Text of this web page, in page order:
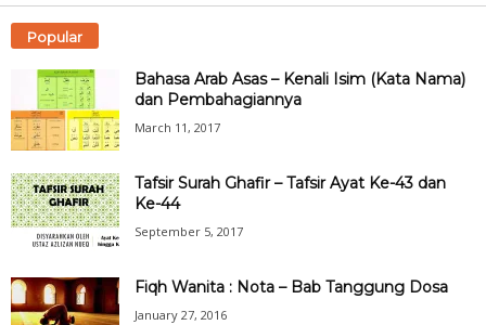
Popular
Bahasa Arab Asas – Kenali Isim (Kata Nama)
dan Pembahagiannya
March 11, 2017
Tafsir Surah Ghafir – Tafsir Ayat Ke-43 dan
Ke-44
September 5, 2017
Fiqh Wanita : Nota – Bab Tanggung Dosa
January 27, 2016